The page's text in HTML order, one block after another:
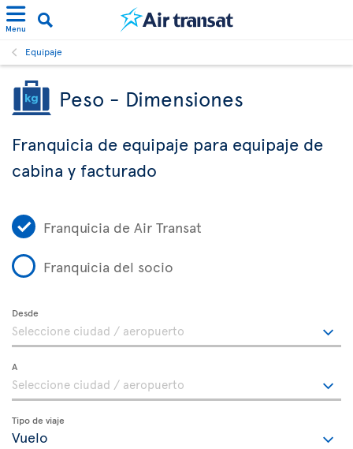
Menu
Equipaje
Peso - Dimensiones
Franquicia de equipaje para equipaje de
cabina y facturado
Franquicia de Air Transat
Franquicia del socio
Desde
A
Tipo de viaje